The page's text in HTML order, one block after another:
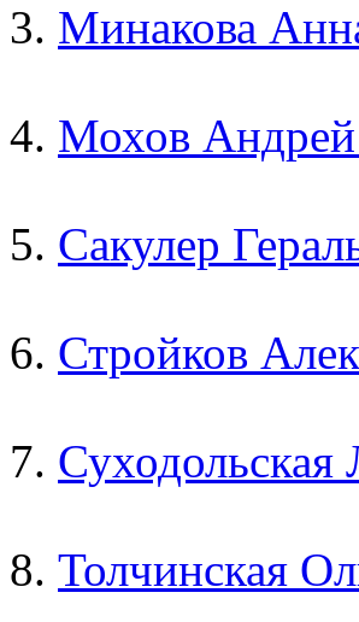
3. Минакова
4. Мохов
5. Сакулер
6. Стройков
7. Суходольская
8. Толчинская